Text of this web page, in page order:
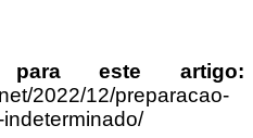
para este artigo:
2022/12/preparacao-